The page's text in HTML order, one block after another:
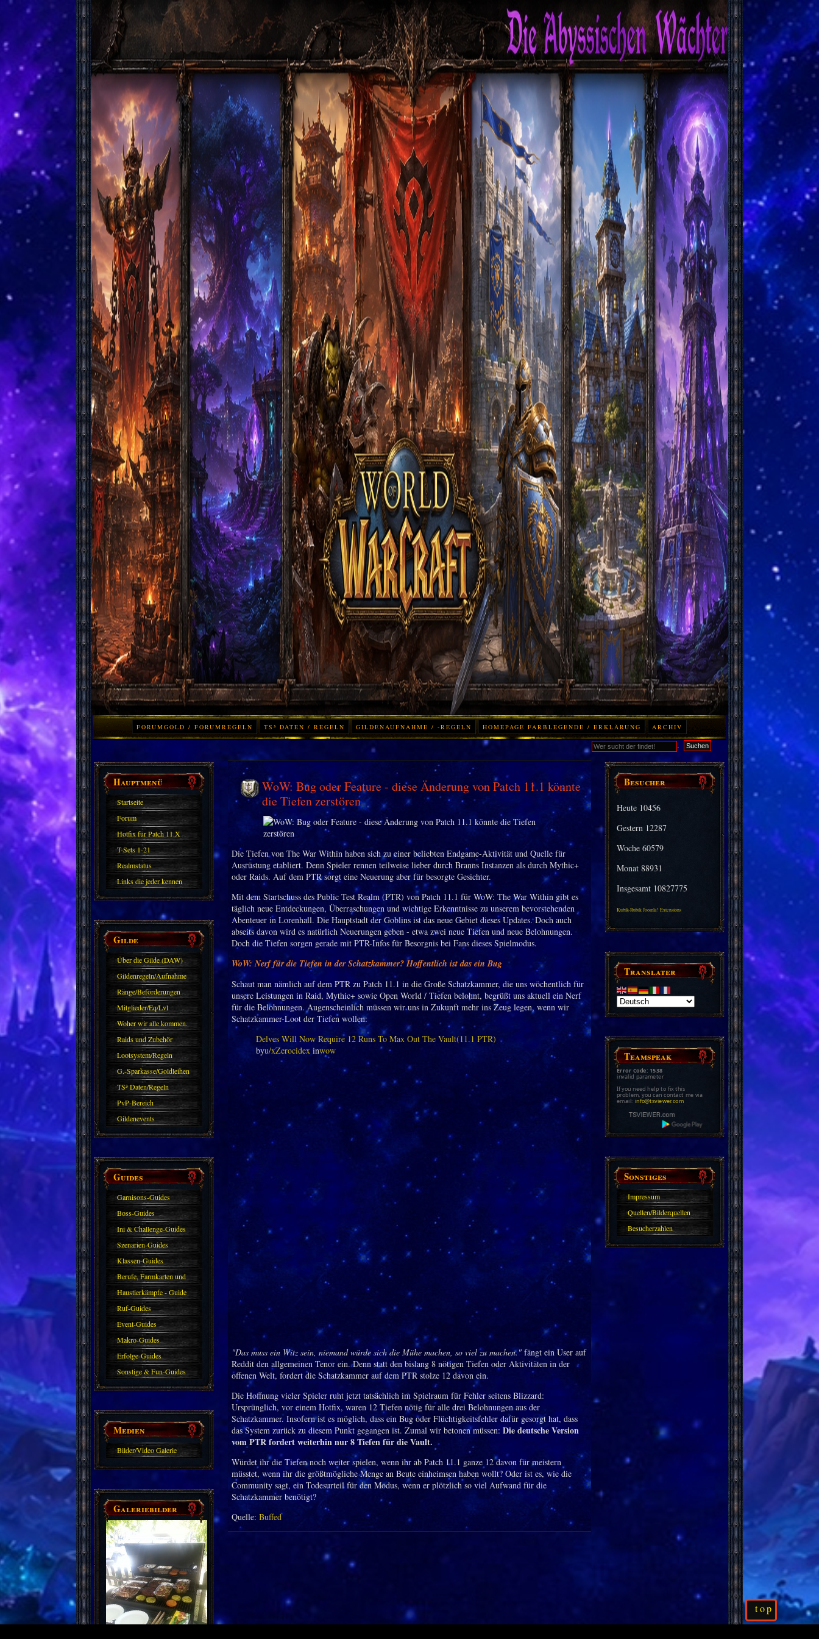
FORUMGOLD / FORUMREGELN TS³ DATEN / REGELN GILDENAUFNAHME / -REGELN HOMEPAGE FARBLEGENDE / ERKLÄRUNG ARCHIV
. Suchen
Hauptmenü
Startseite
Forum
Hotfix für Patch 11.X
T-Sets 1-21
Realmstatus
Links die jeder kennen
sollte?! Oder nicht?
Gilde
Über die Gilde (DAW)
Gildenregeln/Aufnahme
Ränge/Beförderungen
Mitglieder/Eq/Lvl
Woher wir alle kommen.
Raids und Zubehör
Lootsystem/Regeln
G.-Sparkasse/Goldleihen
TS³ Daten/Regeln
PvP-Bereich
Gildenevents
Guides
Garnisons-Guides
Boss-Guides
Ini & Challenge-Guides
Szenarien-Guides
Klassen-Guides
Berufe, Farmkarten und
Haustiere
Haustierkämpfe - Guide
Ruf-Guides
Event-Guides
Makro-Guides
Erfolge-Guides
Sonstige & Fun-Guides
Medien
Bilder/Video Galerie
Galeriebilder
Besucher
Heute 10456
Gestern 12287
Woche60579
Monat88931
Insgesamt 10827775
Kubik-Rubik Joomla! Extensions
Translater
Teamspeak
Error Code: 1538
invalid parameter
If you need help to fix this
problem, you can contact me via
email: info@tsviewer.com
Sonstiges
Impressum
Quellen/Bilderquellen
Besucherzahlen
WoW: Bug oder Feature - diese Änderung von Patch 11.1 könnte
die Tiefen zerstören
Die Tiefen von The War Within haben sich zu einer beliebten Endgame-Aktivität und Quelle für
Ausrüstung etabliert. Denn Spieler rennen teilweise lieber durch Branns Instanzen als durch Mythic+
oder Raids. Auf dem PTR sorgt eine Neuerung aber für besorgte Gesichter.
Mit dem Startschuss des Public Test Realm (PTR) von Patch 11.1 für WoW: The War Within gibt es
täglich neue Entdeckungen, Überraschungen und wichtige Erkenntnisse zu unserem bevorstehenden
Abenteuer in Lorenhall. Die Hauptstadt der Goblins ist das neue Gebiet dieses Updates. Doch auch
abseits davon wird es natürlich Neuerungen geben - etwa zwei neue Tiefen und neue Belohnungen.
Doch die Tiefen sorgen gerade mit PTR-Infos für Besorgnis bei Fans dieses Spielmodus.
WoW: Nerf für die Tiefen in der Schatzkammer? Hoffentlich ist das ein Bug
Schaut man nämlich auf dem PTR zu Patch 11.1 in die Große Schatzkammer, die uns wöchentlich für
unsere Leistungen in Raid, Mythic+ sowie Open World / Tiefen belohnt, begrüßt uns aktuell ein Nerf
für die Belohnungen. Augenscheinlich müssen wir uns in Zukunft mehr ins Zeug legen, wenn wir
Schatzkammer-Loot der Tiefen wollen:
Delves Will Now Require 12 Runs To Max Out The Vault(11.1 PTR)
byu/xZerocidexinwow
"Das muss ein Witz sein, niemand würde sich die Mühe machen, so viel zu machen."fängt ein User auf
Reddit den allgemeinen Tenor ein. Denn statt den bislang 8 nötigen Tiefen oder Aktivitäten in der
offenen Welt, fordert die Schatzkammer auf dem PTR stolze 12 davon ein.
Die Hoffnung vieler Spieler ruht jetzt tatsächlich im Spielraum für Fehler seitens Blizzard:
Ursprünglich, vor einem Hotfix, waren 12 Tiefen nötig für alle drei Belohnungen aus der
Schatzkammer. Insofern ist es möglich, dass ein Bug oder Flüchtigkeitsfehler dafür gesorgt hat, dass
das System zurück zu diesem Punkt gegangen ist. Zumal wir betonen müssen: Die deutsche Version
vom PTR fordert weiterhin nur 8 Tiefen für die Vault.
Würdet ihr die Tiefen noch weiter spielen, wenn ihr ab Patch 11.1 ganze 12 davon für meistern
müsstet, wenn ihr die größtmögliche Menge an Beute einheimsen haben wollt? Oder ist es, wie die
Community sagt, ein Todesurteil für den Modus, wenn er plötzlich so viel Aufwand für die
Schatzkammer benötigt?
Quelle: Buffed
top